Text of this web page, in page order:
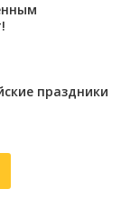
праздники